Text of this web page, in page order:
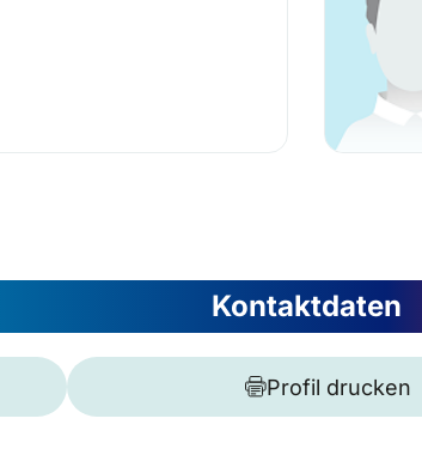
Kontaktdaten
Profil drucken